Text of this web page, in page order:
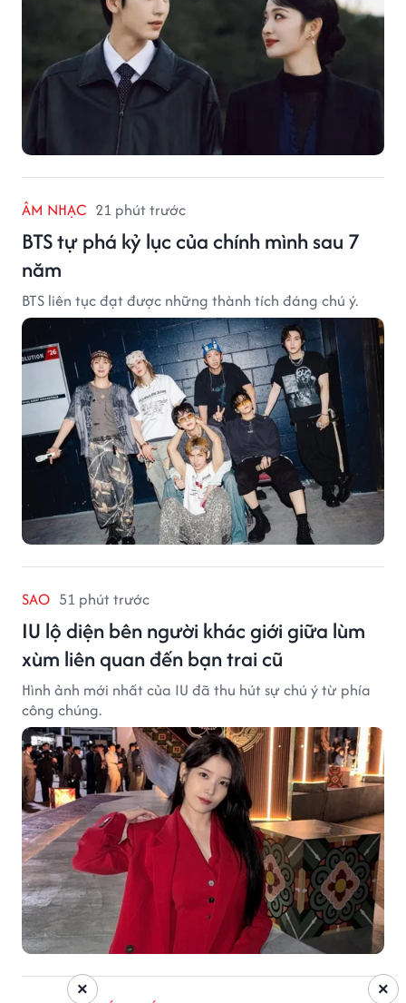
ÂM NHẠC 21 phút trước
BTS tự phá kỷ lục của chính mình sau 7
năm
BTS liên tục đạt được những thành tích đáng chú ý.
SAO 51 phút trước
IU lộ diện bên người khác giới giữa lùm
xùm liên quan đến bạn trai cũ
Hình ảnh mới nhất của IU đã thu hút sự chú ý từ phía
công chúng.
×
×